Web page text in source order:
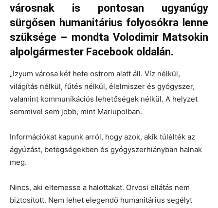
városnak is pontosan ugyanúgy
sürgősen humanitárius folyosókra lenne
szüksége – mondta Volodimir Matsokin
alpolgármester Facebook oldalán.
„Izyum városa két hete ostrom alatt áll. Víz nélkül,
világítás nélkül, fűtés nélkül, élelmiszer és gyógyszer,
valamint kommunikációs lehetőségek nélkül. A helyzet
semmivel sem jobb, mint Mariupolban.
Információkat kapunk arról, hogy azok, akik túlélték az
ágyúzást, betegségekben és gyógyszerhiányban halnak
meg.
Nincs, aki eltemesse a halottakat. Orvosi ellátás nem
biztosított. Nem lehet elegendő humanitárius segélyt